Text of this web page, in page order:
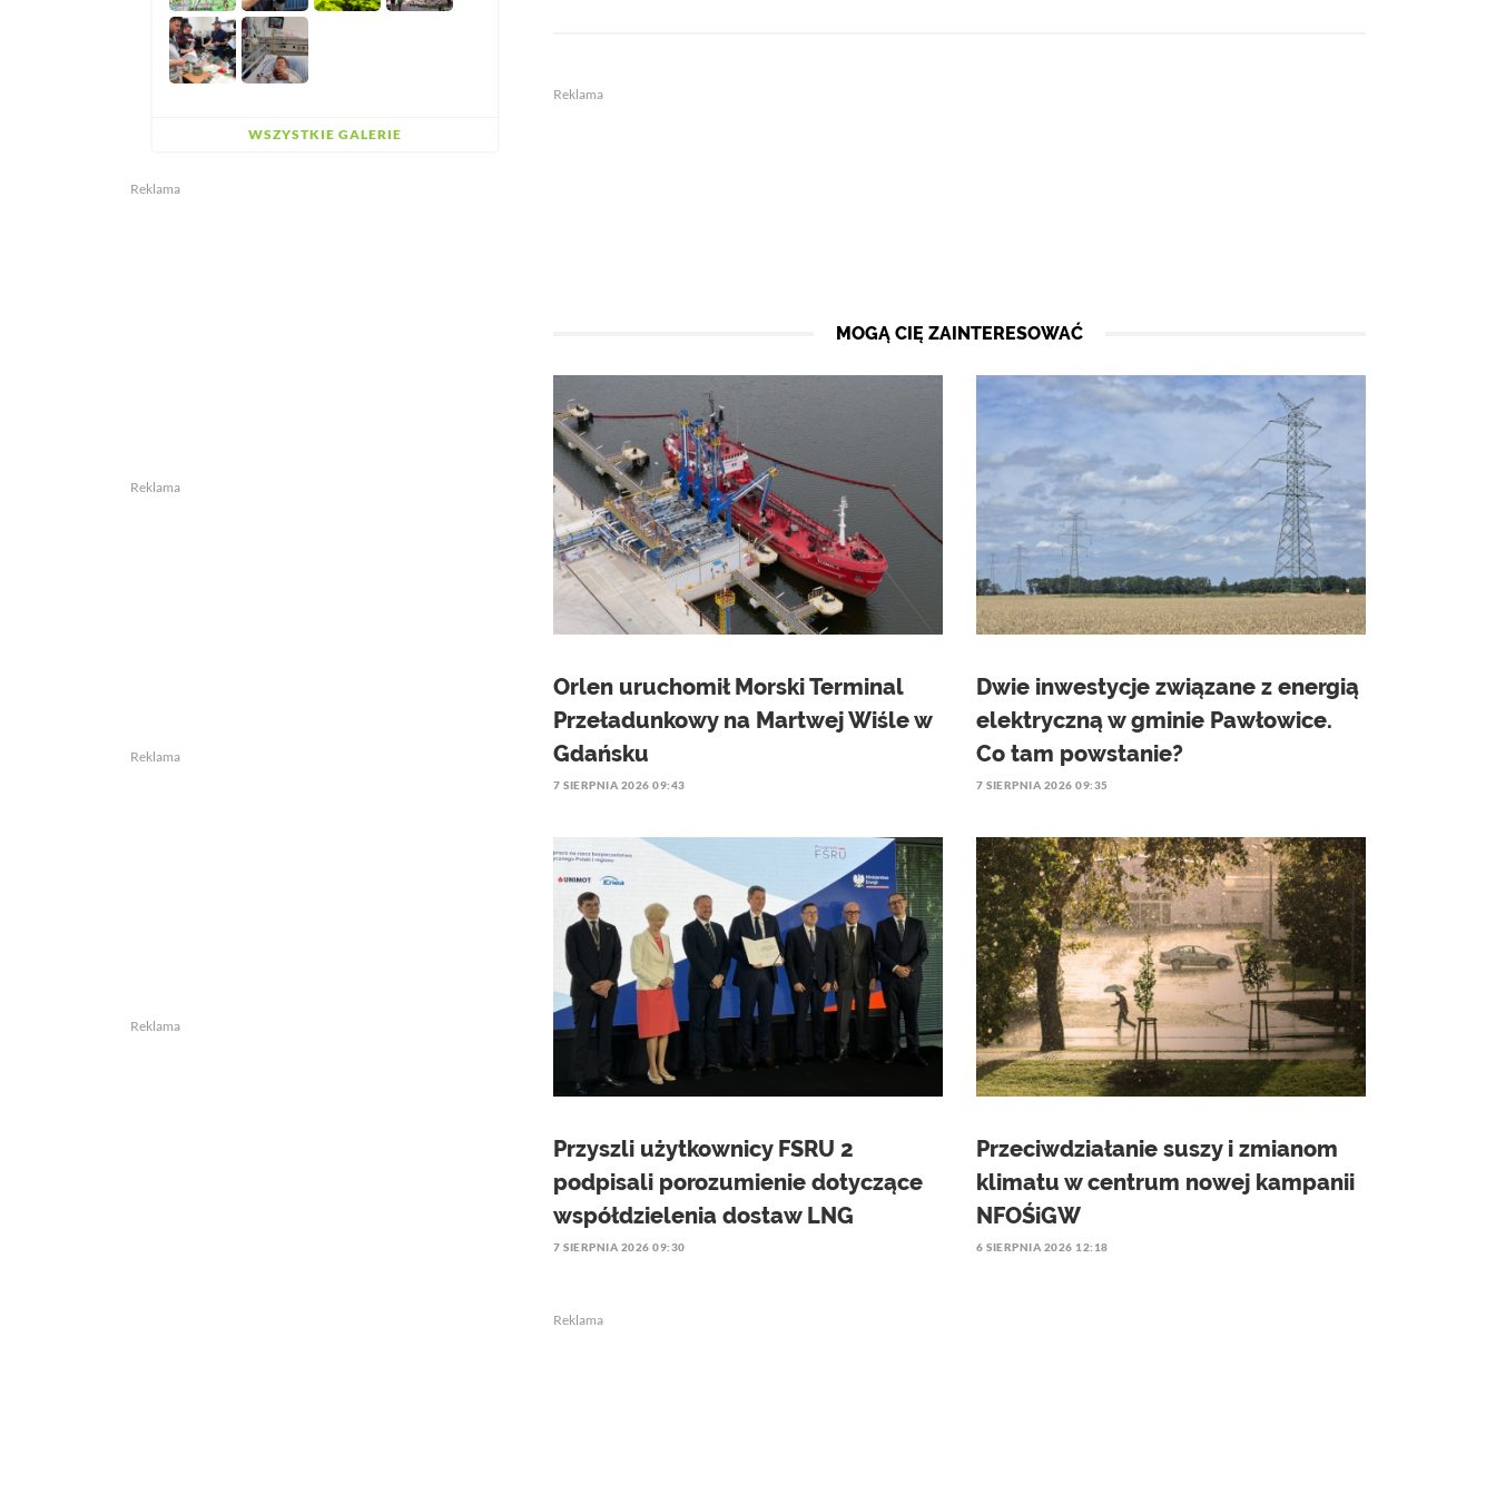
Reklama
MOGĄ CIĘ ZAINTERESOWAĆ
Orlen uruchomił Morski Terminal
Przeładunkowy na Martwej Wiśle w
Gdańsku
7 SIERPNIA 2026 09:43
Dwie inwestycje związane z energią
elektryczną w gminie Pawłowice.
Co tam powstanie?
7 SIERPNIA 2026 09:35
Przyszli użytkownicy FSRU 2
podpisali porozumienie dotyczące
współdzielenia dostaw LNG
7 SIERPNIA 2026 09:30
Przeciwdziałanie suszy i zmianom
klimatu w centrum nowej kampanii
NFOŚiGW
6 SIERPNIA 2026 12:18
Reklama
WSZYSTKIE GALERIE
Reklama
Reklama
Reklama
Reklama